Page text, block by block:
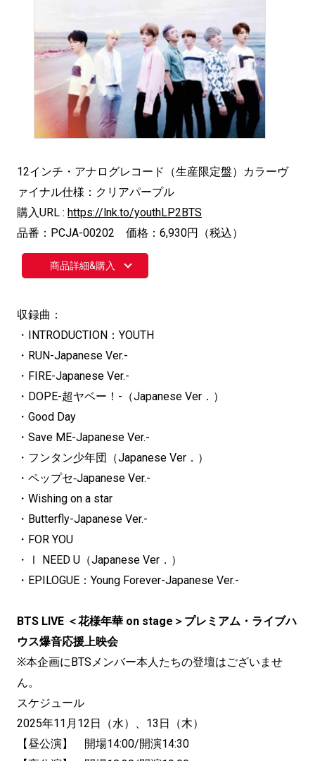
12インチ・アナログレコード（生産限定盤）カラーヴ
ァイナル仕様：クリアパープル
購入URL : https://lnk.to/youthLP2BTS
品番：PCJA-00202 価格：6,930円（税込）
商品詳細&購入
収録曲：
・INTRODUCTION：YOUTH
・RUN-Japanese Ver.-
・FIRE-Japanese Ver.-
・DOPE-超ヤベー！-（Japanese Ver．）
・Good Day
・Save ME-Japanese Ver.-
・フンタン少年団（Japanese Ver．）
・ペップセ‐Japanese Ver.-
・Wishing on a star
・Butterfly-Japanese Ver.-
・FOR YOU
・Ⅰ NEED U（Japanese Ver．）
・EPILOGUE：Young Forever-Japanese Ver.-
BTS LIVE ＜花様年華 on stage＞プレミアム・ライブハ
ウス爆音応援上映会
※本企画にBTSメンバー本人たちの登壇はございませ
ん。
スケジュール
2025年11月12日（水）、13日（木）
【昼公演】 開場14:00/開演14:30